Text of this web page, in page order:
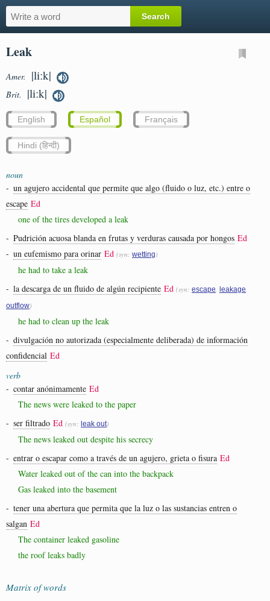
Leak
Amer. |liːk|
Brit. |liːk|
English Español Français
Hindi (हिन्दी)
noun
- un agujero accidental que permite que algo (fluido o luz, etc.) entre o
escape Ed
one of the tires developed a leak
- Pudrición acuosa blanda en frutas y verduras causada por hongos Ed
- un eufemismo para orinar Ed (syn: wetting )
he had to take a leak
- la descarga de un fluido de algún recipiente Ed (syn: escape leakage
outflow)
he had to clean up the leak
- divulgación no autorizada (especialmente deliberada) de información
confidencial Ed
verb
- contar anónimamente Ed
The news were leaked to the paper
- ser filtrado Ed (syn: leak out)
The news leaked out despite his secrecy
- entrar o escapar como a través de un agujero, grieta o fisura Ed
Water leaked out of the can into the backpack
Gas leaked into the basement
- tener una abertura que permita que la luz o las sustancias entren o
salgan Ed
The container leaked gasoline
the roof leaks badly
Matrix of words